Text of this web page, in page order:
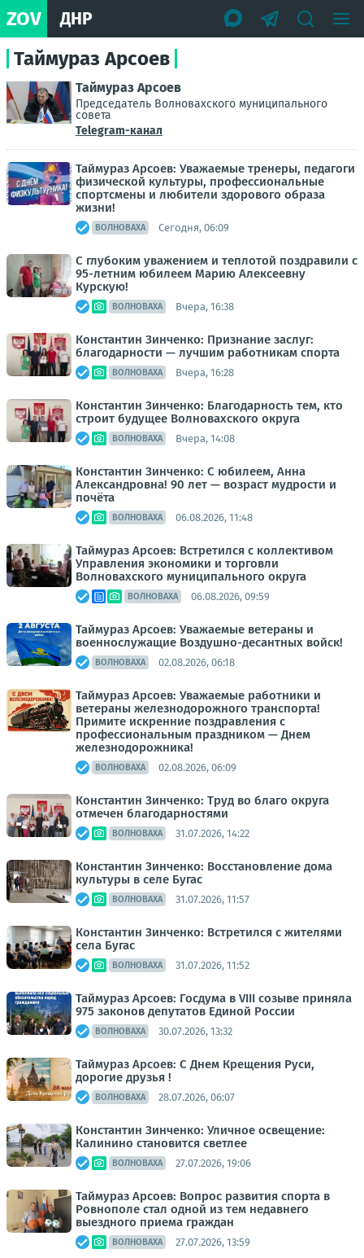
ZOV ДНР
Таймураз Арсоев
Таймураз Арсоев
Председатель Волновахского муниципального
совета
Telegram-канал
Таймураз Арсоев: Уважаемые тренеры, педагоги
физической культуры, профессиональные
спортсмены и любители здорового образа
жизни!
ВОЛНОВАХА Сегодня, 06:09
С глубоким уважением и теплотой поздравили с
95-летним юбилеем Марию Алексеевну
Курскую!
ВОЛНОВАХА Вчера, 16:38
Константин Зинченко: Признание заслуг:
благодарности — лучшим работникам спорта
ВОЛНОВАХА Вчера, 16:28
Константин Зинченко: Благодарность тем, кто
строит будущее Волновахского округа
ВОЛНОВАХА Вчера, 14:08
Константин Зинченко: С юбилеем, Анна
Александровна! 90 лет — возраст мудрости и
почёта
ВОЛНОВАХА 06.08.2026, 11:48
Таймураз Арсоев: Встретился с коллективом
Управления экономики и торговли
Волновахского муниципального округа
ВОЛНОВАХА 06.08.2026, 09:59
Таймураз Арсоев: Уважаемые ветераны и
военнослужащие Воздушно-десантных войск!
ВОЛНОВАХА 02.08.2026, 06:18
Таймураз Арсоев: Уважаемые работники и
ветераны железнодорожного транспорта!
Примите искренние поздравления с
профессиональным праздником — Днем
железнодорожника!
ВОЛНОВАХА 02.08.2026, 06:09
Константин Зинченко: Труд во благо округа
отмечен благодарностями
ВОЛНОВАХА 31.07.2026, 14:22
Константин Зинченко: Восстановление дома
культуры в селе Бугас
ВОЛНОВАХА 31.07.2026, 11:57
Константин Зинченко: Встретился с жителями
села Бугас
ВОЛНОВАХА 31.07.2026, 11:52
Таймураз Арсоев: Госдума в VIII созыве приняла
975 законов депутатов Единой России
ВОЛНОВАХА 30.07.2026, 13:32
Таймураз Арсоев: С Днем Крещения Руси,
дорогие друзья !
ВОЛНОВАХА 28.07.2026, 06:07
Константин Зинченко: Уличное освещение:
Калинино становится светлее
ВОЛНОВАХА 27.07.2026, 19:06
Таймураз Арсоев: Вопрос развития спорта в
Ровнополе стал одной из тем недавнего
выездного приема граждан
ВОЛНОВАХА 27.07.2026, 13:59